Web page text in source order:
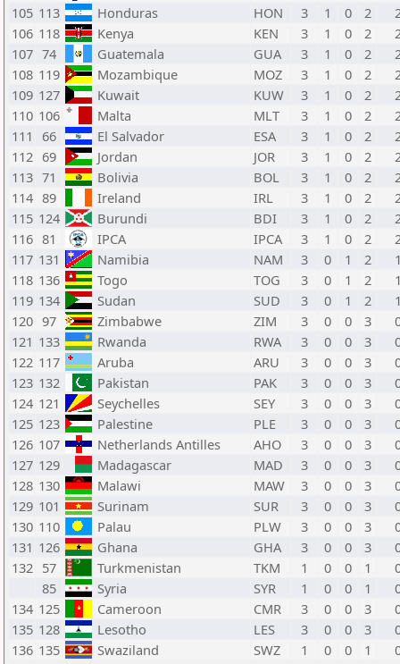
105 113 Honduras HON 3 1 0 2
106 118 Kenya KEN 3 1 0 2
107 74 Guatemala GUA 3 1 0 2
108 119 Mozambique MOZ 3 1 0 2
109 127 Kuwait KUW 3 1 0 2
110 106 Malta MLT 3 1 0 2
111
66 El Salvador ESA 3 1 0 2
112 69 Jordan JOR 3 1 0 2
113 71 Bolivia BOL 3 1 0 2
114 89 Ireland IRL 3 1 0 2
115 124 Burundi BDI 3 1 0 2
116 81 IPCA IPCA 3 1 0 2
117 131 Namibia NAM 3 0 1 2
118 136 Togo TOG 3 0 1 2
119 134 Sudan SUD 3 0 1 2
120 97 Zimbabwe ZIM 3 0 0 3
121 133 Rwanda RWA 3 0 0 3
122 117 Aruba ARU 3 0 0 3
123 132 Pakistan PAK 3 0 0 3
124 121 Seychelles SEY 3 0 0 3
125 123 Palestine PLE 3 0 0 3
126 107 Netherlands Antilles AHO 3 0 0 3
127 129 Madagascar MAD 3 0 0 3
128 130 Malawi MAW 3 0 0 3
129 101 Surinam SUR 3 0 0 3
130 110 Palau PLW 3 0 0 3
131 126 Ghana GHA 3 0 0 3
132 57 Turkmenistan TKM 1 0 0 1
85
Syria SYR 1 0 0 1
134 125 Cameroon CMR 3 0 0 3
135 128 Lesotho LES 3 0 0 3
136 135 Swaziland SWZ 1 0 0 1